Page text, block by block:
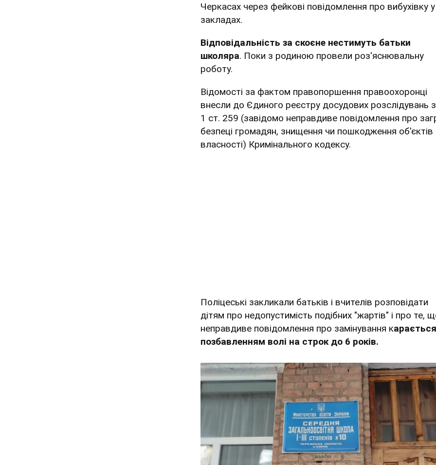
Черкасах через фейкові повідомлення про вибухівку у
закладах.
Відповідальність за скоєне нестимуть батьки
школяра. Поки з родиною провели роз'яснювальну
роботу.
Відомості за фактом правопоршення правоохоронці
внесли до Єдиного реєстру досудових розслідувань
1 ст. 259 (завідомо неправдиве повідомлення про
безпеці громадян, знищення чи пошкодження об'єктів
власності) Кримінального кодексу.
Поліцеські закликали батьків і вчителів розповідати
дітям про недопустимість подібних "жартів" і про те,
неправдиве повідомлення про замінування карається
позбавленням волі на строк до 6 років.